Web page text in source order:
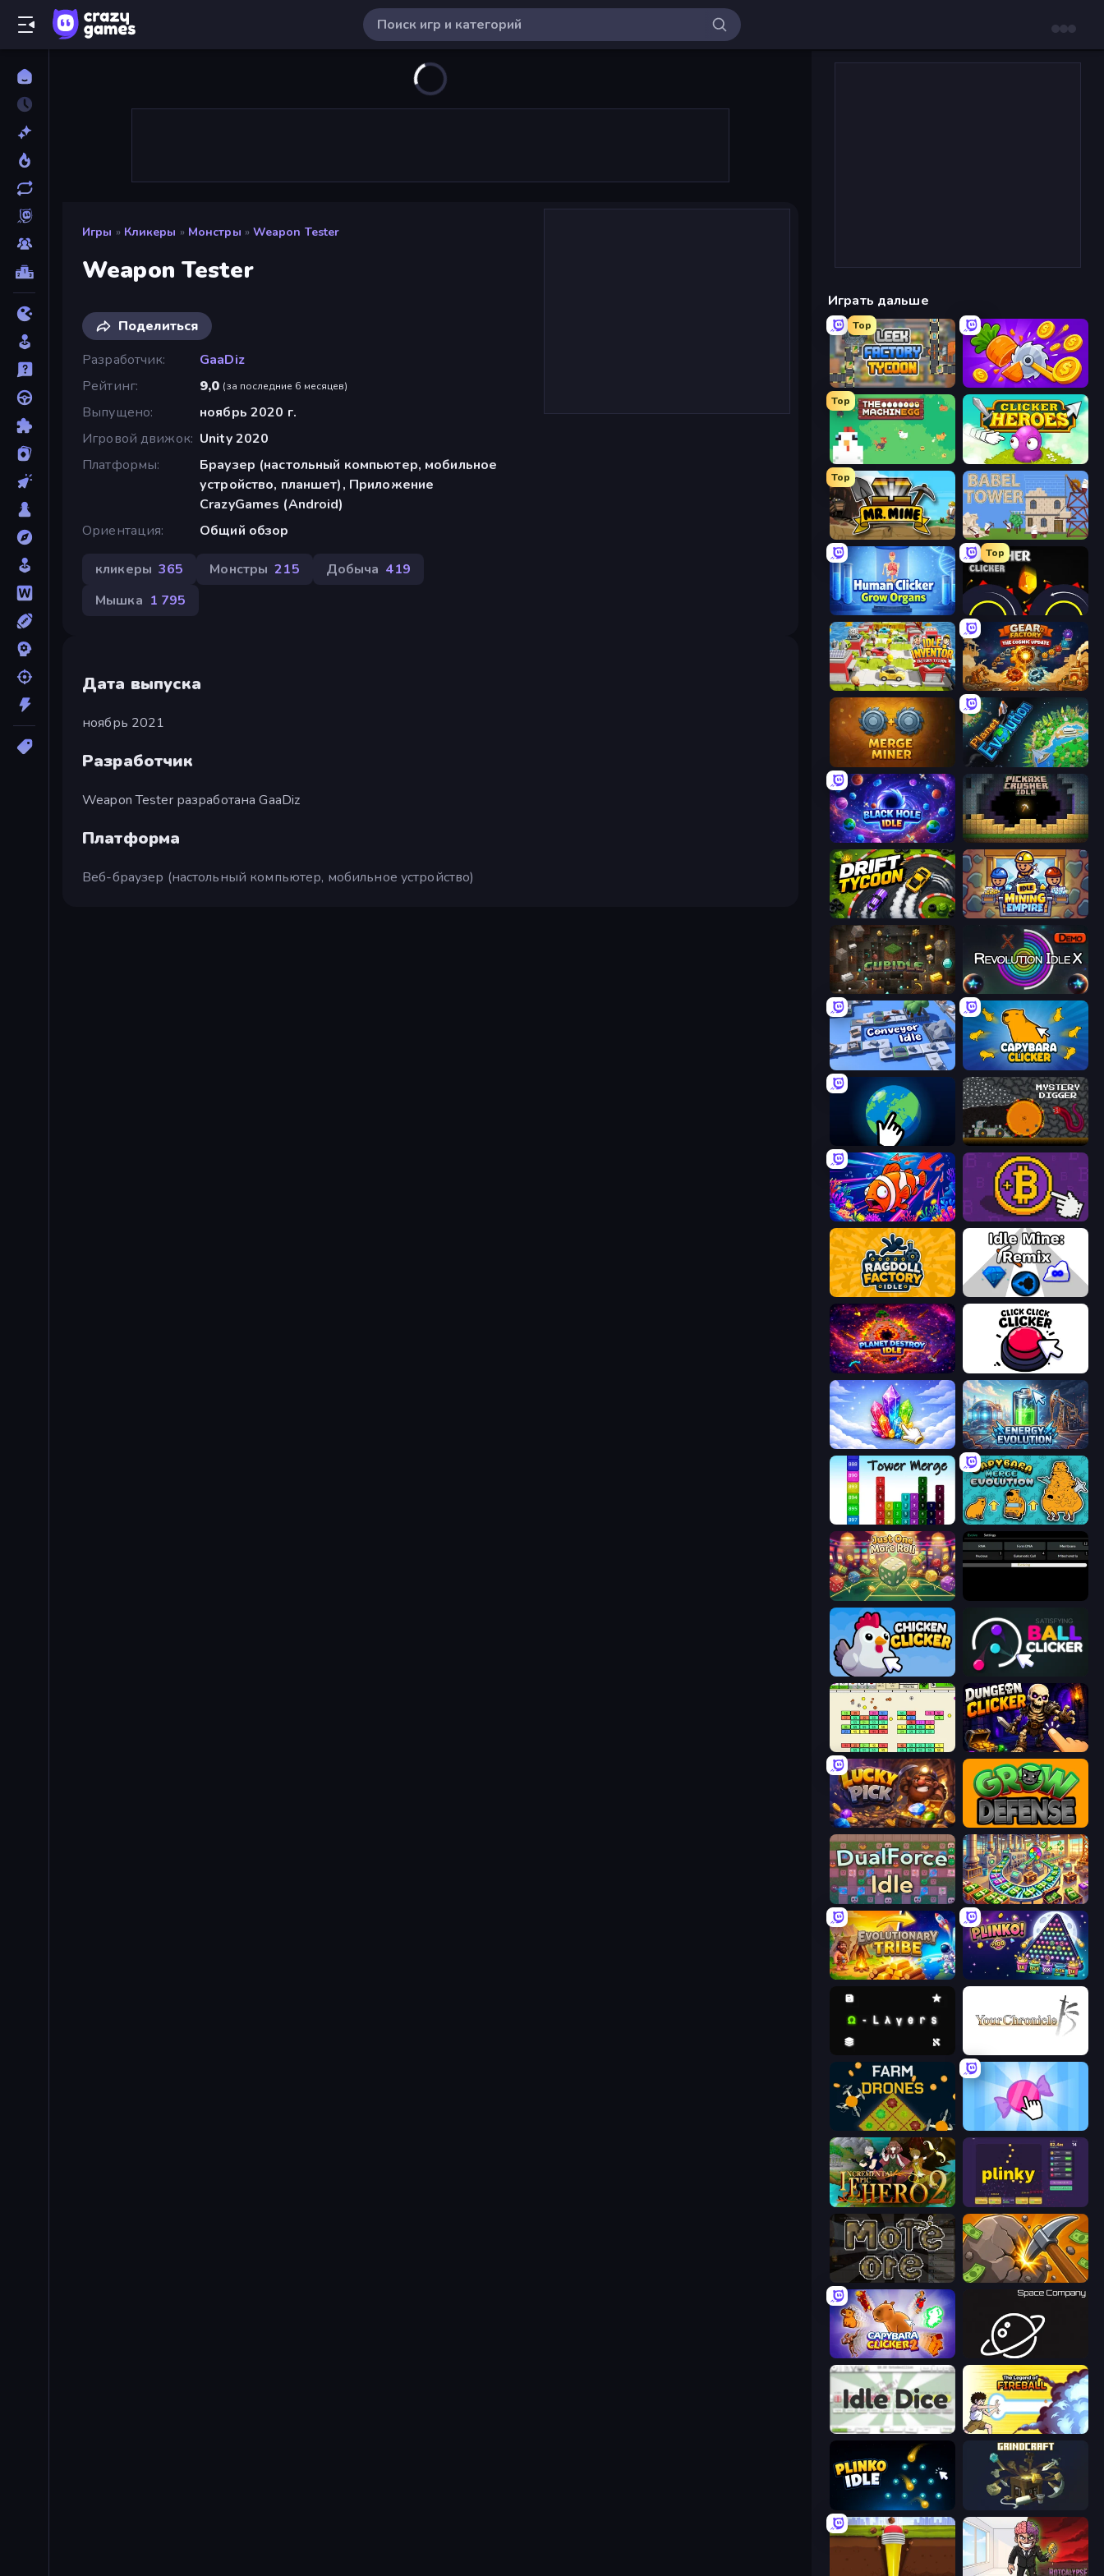
Игры » Кликеры » Монстры » Weapon Tester
Weapon Tester
Поделиться
Разработчик
GaaDiz
Рейтинг
9,0 (за последние 6 месяцев)
Выпущено
ноябрь 2020 г.
Игровой движок Unity 2020
Платформы
Браузер (настольный компьютер, мобильное
устройство, планшет), Приложение
CrazyGames (Android)
Ориентация
Общий обзор
кликеры 365 Монстры 215 Добыча 419
Мышка 1 795
Дата выпуска
ноябрь 2021
Разработчик
Weapon Tester разработана GaaDiz
Платформа
Веб-браузер (настольный компьютер, мобильное устройство)
Играть дальше
Top
Leek Factory Tycoon Farm Ring Idle
Top
The MachinEGG Clicker Heroes
Top
Mr. Mine Babel Tower
Human Clicker: Grow Organs
Top
Crusher Clicker
Idle Inventor Gear Factory
Merge Miner Planet Evolution: Idle Clicker
Black Hole Idle Pickaxe Crusher Idle
Drift Tycoon Idle Mining Empire
Cubidle Revolution Idle X
Conveyor Idle Capybara Clicker
Planet Clicker 2 Mystery Digger
Fish Catch Idle Money Maker
Ragdoll Factory Idle Idle Mine: Remix
Planet Destroy Idle Click Click Clicker
Crystalia Idle Clicker Energy Evolution
Tower Merge Capybara Merge Evolution
Just One More Roll
Chicken Clicker Satisfying Ball Clicker
Idle Breakout Dungeon Clicker
Lucky Pick Grow Defense
DualForce Idle Money Factory: Tycoon Idle Game
Evolutionary Tribe PLINKO!
Omega Layers
Farm Drones Candy Clicker 2
Incremental Epic Hero 2 Plinky
More Ore Mine Clicker
Capybara Clicker 2 Space Company
Idle Dice Legend Of Fireball
Plinko Idle GrindCraft